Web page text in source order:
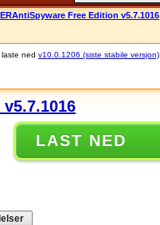
Free Edition v5.7.1016
ned v10.0.1206 (siste stabile versjon)
LAST NED